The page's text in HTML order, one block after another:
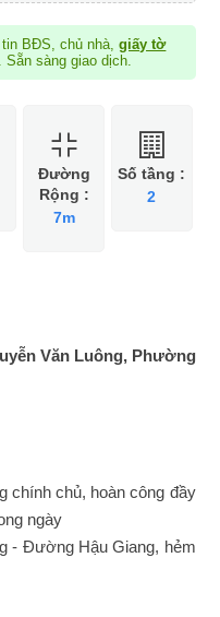
BĐS, chủ nhà,giấy tờ
. Sẵn sàng giao dịch.
Đường
Rộng :
7m
Số tầng :
2
Văn Luông, Phường
chính chủ, hoàn công đầy
ngày
- Đường Hậu Giang, hẻm